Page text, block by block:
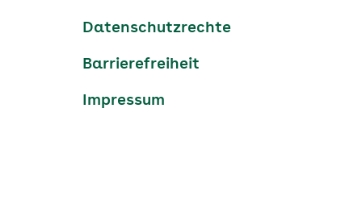
Datenschutzrechte
Barrierefreiheit
Impressum